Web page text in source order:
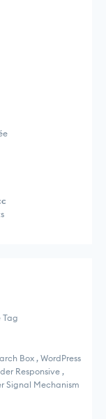
Tag
Box , WordPress
Responsive ,
Signal Mechanism